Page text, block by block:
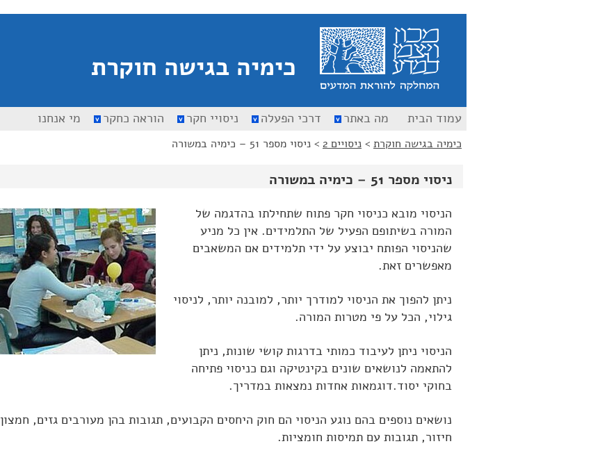
כימיה בגישה חוקרת
עמוד הבית מה באתר דרכי הפעלה ניסויי חקר הוראה כחקר מי אנחנו
כימיה בגישה חוקרת > ניסויים 2 > ניסוי מספר 51 – כימיה במשורה
ניסוי מספר 51 – כימיה במשורה
הניסוי מובא כניסוי חקר פתוח שתחילתו בהדגמה של
המורה בשיתופם הפעיל של התלמידים. אין כל מניע
שהניסוי הפותח יבוצע על ידי תלמידים אם המשאבים
מאפשרים זאת.
ניתן להפוך את הניסוי למודרך יותר, למובנה יותר, לניסוי
גילוי, הכל על פי מטרות המורה.
הניסוי ניתן לעיבוד כמותי בדרגות קושי שונות, ניתן
להתאמה לנושאים שונים בקינטיקה וגם כניסוי פתיחה
בחוקי יסוד.דוגמאות אחדות נמצאות במדריך.
נושאים נוספים בהם נוגע הניסוי הם חוק היחסים הקבועים, תגובות בהן מעורבים גזים, חמצון
חיזור, תגובות עם תמיסות חומציות.